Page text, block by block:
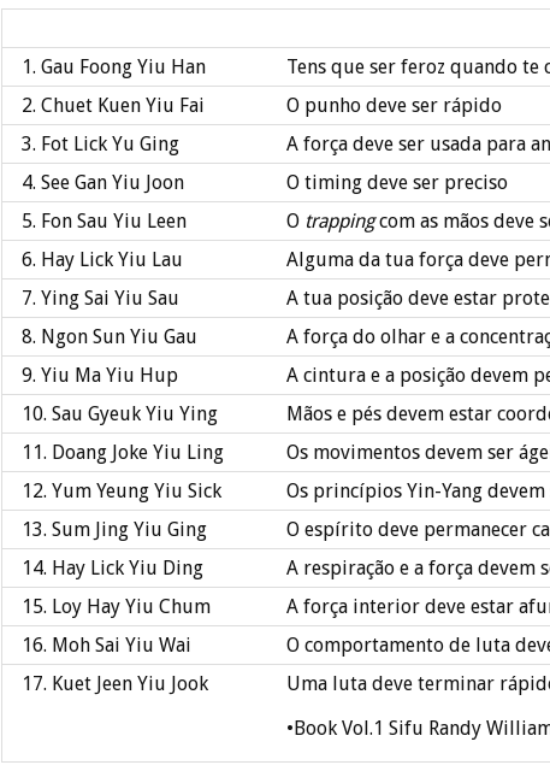
1. Gau Foong Yiu Han
Tens que ser feroz quando te
2. Chuet Kuen Yiu Fai
O punho deve ser rápido
3. Fot Lick Yu Ging
A força deve ser usada para
4. See Gan Yiu Joon
O timing deve ser preciso
5. Fon Sau Yiu Leen
O trappingcom as mãos deve
6. Hay Lick Yiu Lau
Alguma da tua força deve
7. Ying Sai Yiu Sau
A tua posição deve estar
8. Ngon Sun Yiu Gau
A força do olhar e a
9. Yiu Ma Yiu Hup
A cintura e a posição devem
10. Sau Gyeuk Yiu Ying
Mãos e pés devem estar
11. Doang Joke Yiu Ling
Os movimentos devem ser
12. Yum Yeung Yiu Sick
Os princípios Yin-Yang
13. Sum Jing Yiu Ging
O espírito deve permanecer
14. Hay Lick Yiu Ding
A respiração e a força devem
15. Loy Hay Yiu Chum
A força interior deve estar
16. Moh Sai Yiu Wai
O comportamento de luta
17. Kuet Jeen Yiu Jook
Uma luta deve terminar
•Book Vol.1 Sifu Randy